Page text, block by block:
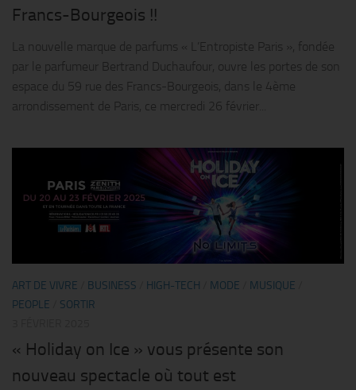
Francs-Bourgeois !!
La nouvelle marque de parfums « L’Entropiste Paris », fondée
par le parfumeur Bertrand Duchaufour, ouvre les portes de son
espace du 59 rue des Francs-Bourgeois, dans le 4ème
arrondissement de Paris, ce mercredi 26 février...
ART DE VIVRE BUSINESS HIGH-TECH MODE MUSIQUE
PEOPLE
SORTIR
« Holiday on Ice » vous présente son
nouveau spectacle où tout est